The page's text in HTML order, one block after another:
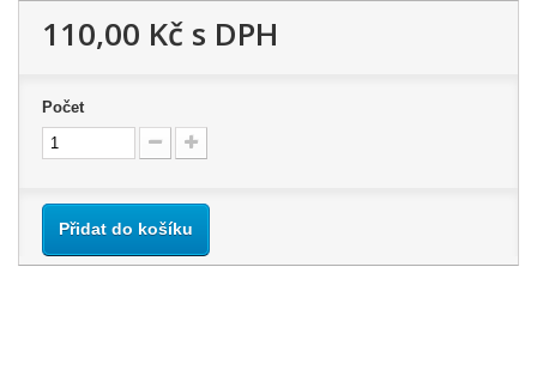
110,00 Kč s DPH
Počet
Přidat do košíku